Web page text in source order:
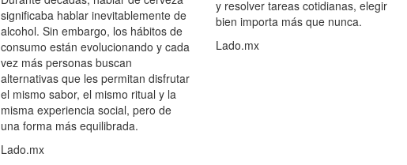
significaba hablar inevitablemente de
alcohol. Sin embargo, los hábitos de
consumo están evolucionando y cada
vez más personas buscan
alternativas que les permitan disfrutar
el mismo sabor, el mismo ritual y la
misma experiencia social, pero de
una forma más equilibrada.
Lado.mx
y resolver tareas cotidianas, elegir
bien importa más que nunca.
Lado.mx